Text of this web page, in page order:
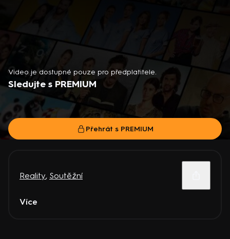
Video je dostupné pouze pro předplatitele.
Sledujte s PREMIUM
Přehrát s PREMIUM
Reality, Soutěžní
Více